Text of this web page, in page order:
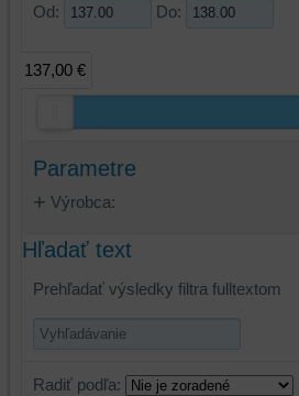
Od: Do:
137,00 €
Parametre
Výrobca:
Hľadať text
Prehľadať výsledky filtra fulltextom
Radiť podľa: